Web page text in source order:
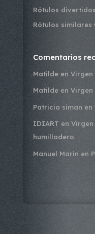
Rótulos divertidos
Rótulos similares
Comentarios
Matildeen Virgen
Matildeen Virgen
Patricia siman en
IDIART en
humilladero
Manuel Marín en